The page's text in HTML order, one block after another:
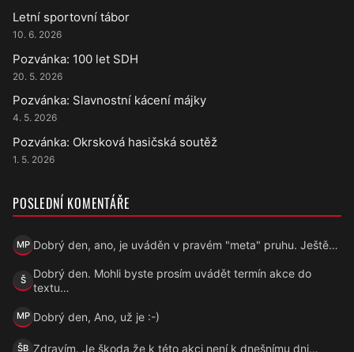
Letní sportovní tábor
10. 6. 2026
Pozvánka: 100 let SDH
20. 5. 2026
Pozvánka: Slavnostní kácení májky
4. 5. 2026
Pozvánka: Okrsková hasičská soutěž
1. 5. 2026
POSLEDNÍ KOMENTÁŘE
MP
Marek Přecechtěl
Dobrý den, ano, je uváděn v pravém "meta" pruhu. Ještě…
ŠŠárka
Dobrý den. Mohli byste prosím uvádět termín akce do
textu…
MPMarek Přecechtěl
Dobrý den, Ano, už je :-)
ŠB Zdravím. Je škoda,že k této akci není k dnešnímu dni…